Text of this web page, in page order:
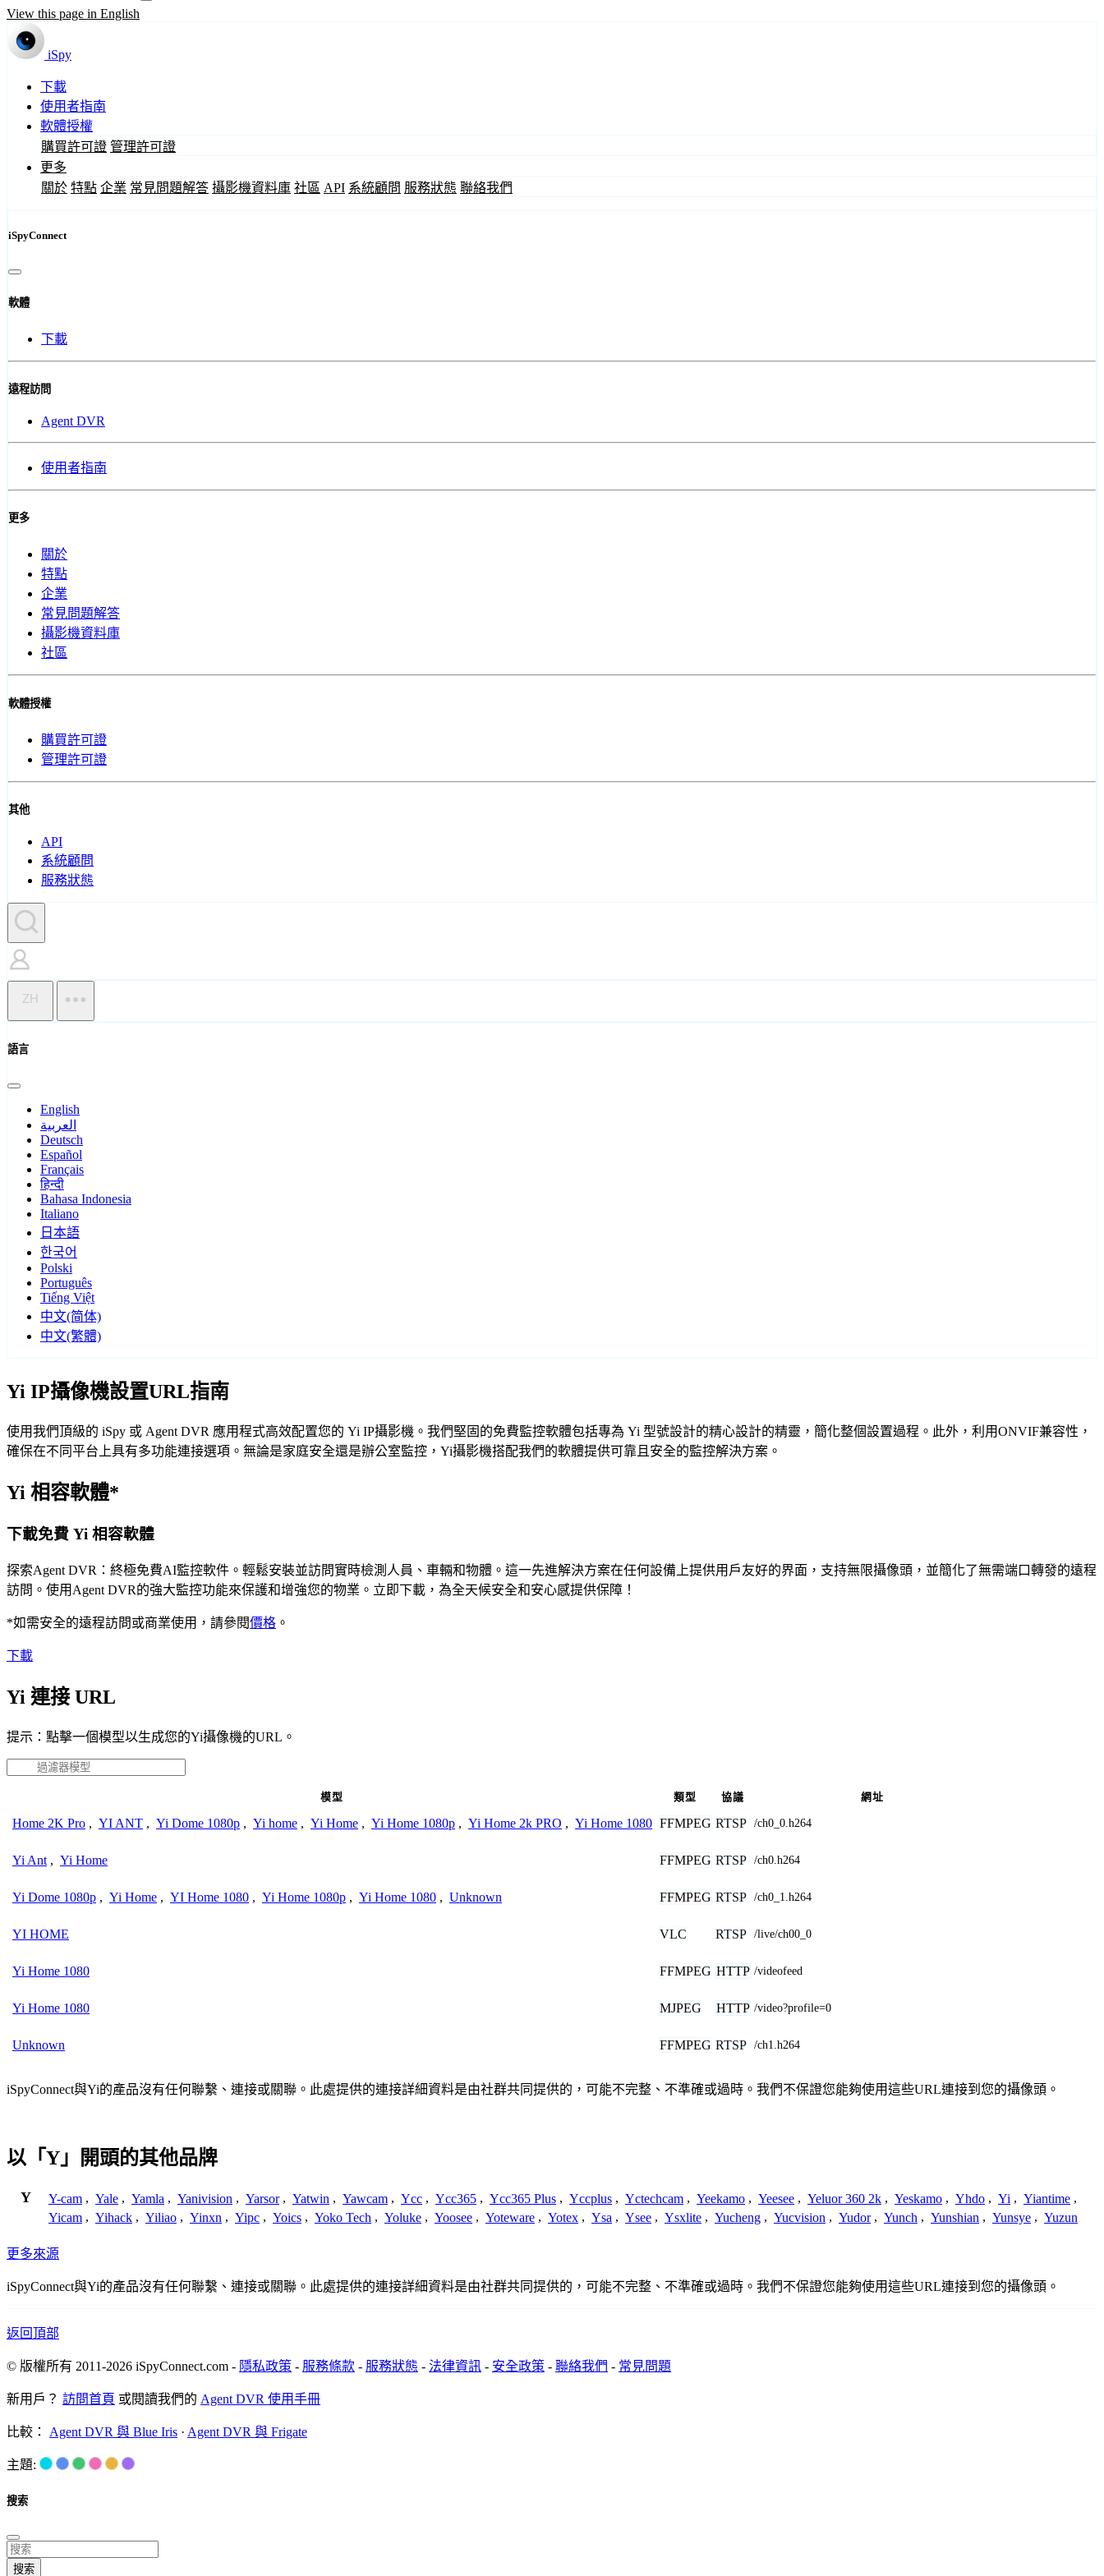
View this page in English
iSpy
下載
使用者指南
軟體授權
購買許可證 管理許可證
更多
關於 特點 企業 常見問題解答 攝影機資料庫 社區 API 系統顧問 服務狀態 聯絡我們
iSpyConnect
軟體
下載
遠程訪問
Agent DVR
使用者指南
更多
關於
特點
企業
常見問題解答
攝影機資料庫
社區
軟體授權
購買許可證
管理許可證
其他
API
系統顧問
服務狀態
ZH
語言
English
العربية
Deutsch
Español
Français
हिन्दी
Bahasa Indonesia
Italiano
日本語
한국어
Polski
Português
Tiếng Việt
中文(简体)
中文(繁體)
Yi IP攝像機設置URL指南
使用我們頂級的 iSpy 或 Agent DVR 應用程式高效配置您的 Yi IP攝影機。我們堅固的免費監控軟體包括專為 Yi 型號設計的精心設計的精靈，簡化整個設置過程。此外，利用ONVIF兼容性，
確保在不同平台上具有多功能連接選項。無論是家庭安全還是辦公室監控，Yi攝影機搭配我們的軟體提供可靠且安全的監控解決方案。
Yi 相容軟體*
下載免費 Yi 相容軟體
探索Agent DVR：終極免費AI監控軟件。輕鬆安裝並訪問實時檢測人員、車輛和物體。這一先進解決方案在任何設備上提供用戶友好的界面，支持無限攝像頭，並簡化了無需端口轉發的遠程
訪問。使用Agent DVR的強大監控功能來保護和增強您的物業。立即下載，為全天候安全和安心感提供保障！
*如需安全的遠程訪問或商業使用，請參閱價格 。
下載
Yi 連接 URL
提示：點擊一個模型以生成您的Yi攝像機的URL。
模型 類型 協議 網址
Home 2K Pro , YI ANT , Yi Dome 1080p , Yi home , Yi Home , Yi Home 1080p , Yi Home 2k PRO , Yi Home 1080 FFMPEG RTSP /ch0_0.h264
Yi Ant , Yi Home FFMPEG RTSP /ch0.h264
Yi Dome 1080p , Yi Home , YI Home 1080 , Yi Home 1080p , Yi Home 1080 , Unknown FFMPEG RTSP /ch0_1.h264
YI HOME VLC RTSP /live/ch00_0
Yi Home 1080 FFMPEG HTTP /videofeed
Yi Home 1080 MJPEG HTTP /video?profile=0
Unknown FFMPEG RTSP /ch1.h264
iSpyConnect與Yi的產品沒有任何聯繫、連接或關聯。此處提供的連接詳細資料是由社群共同提供的，可能不完整、不準確或過時。我們不保證您能夠使用這些URL連接到您的攝像頭。
以「Y」開頭的其他品牌
Y Y-cam , Yale , Yamla , Yanivision , Yarsor , Yatwin , Yawcam , Ycc , Ycc365 , Ycc365 Plus , Yccplus , Yctechcam , Yeekamo , Yeesee , Yeluor 360 2k , Yeskamo , Yhdo , Yi , Yiantime ,
Yicam , Yihack , Yiliao , Yinxn , Yipc , Yoics , Yoko Tech , Yoluke , Yoosee , Yoteware , Yotex , Ysa , Ysee , Ysxlite , Yucheng , Yucvision , Yudor , Yunch , Yunshian , Yunsye , Yuzun
更多來源
iSpyConnect與Yi的產品沒有任何聯繫、連接或關聯。此處提供的連接詳細資料是由社群共同提供的，可能不完整、不準確或過時。我們不保證您能夠使用這些URL連接到您的攝像頭。
返回頂部
© 版權所有 2011-2026 iSpyConnect.com - 隱私政策 - 服務條款 - 服務狀態 - 法律資訊 - 安全政策 - 聯絡我們 - 常見問題
新用戶？ 訪問首頁 或閱讀我們的 Agent DVR 使用手冊
比較： Agent DVR 與 Blue Iris · Agent DVR 與 Frigate
主題:
搜索
搜索